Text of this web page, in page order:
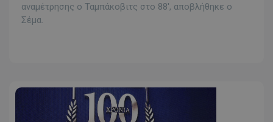
αναμέτρησης ο Ταμπάκοβιτς στο 88', αποβλήθηκε ο
Σέμα.